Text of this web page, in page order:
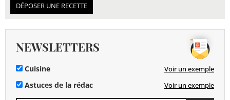
DÉPOSER UNE RECETTE
NEWSLETTERS
Cuisine Voir un exemple
Astuces de la rédac Voir un exemple